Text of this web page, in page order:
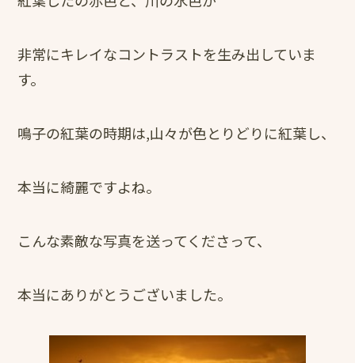
非常にキレイなコントラストを生み出していま
す。
鳴子の紅葉の時期は,山々が色とりどりに紅葉し、
本当に綺麗ですよね。
こんな素敵な写真を送ってくださって、
本当にありがとうございました。